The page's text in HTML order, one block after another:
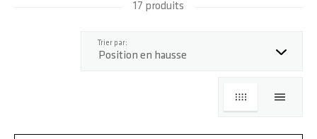
17 produits
Trier par:
GRILLELISTE